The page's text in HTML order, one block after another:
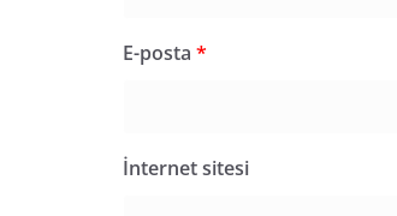
E-posta *
İnternet sitesi